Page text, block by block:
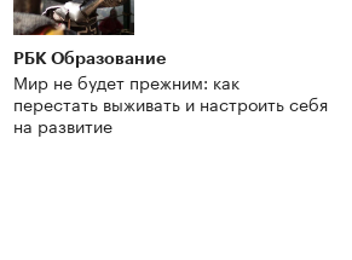
РБК Образование
Мир не будет прежним: как
перестать выживать и настроить себя
на развитие